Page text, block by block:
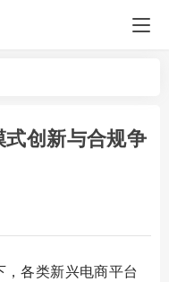
创新与合规争
各类新兴电商平台